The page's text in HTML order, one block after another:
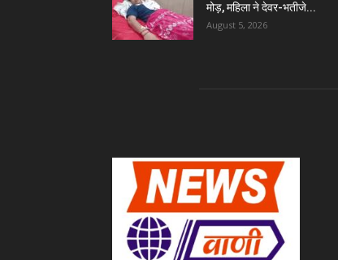
मोड़, महिला ने देवर-भतीजे...
August 5, 2026